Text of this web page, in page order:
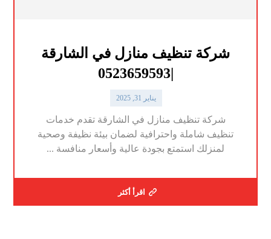
شركة تنظيف منازل في الشارقة
|0523659593
يناير 31, 2025
شركة تنظيف منازل في الشارقة تقدم خدمات
تنظيف شاملة واحترافية لضمان بيئة نظيفة وصحية
لمنزلك استمتع بجودة عالية وأسعار منافسة ...
اقرأ أكثر